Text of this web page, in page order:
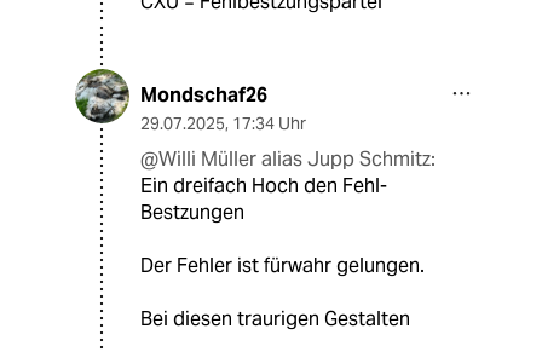
Mondschaf26
29.07.2025, 17:34 Uhr
@Willi Müller alias Jupp Schmitz:
Ein dreifach Hoch den Fehl-
Bestzungen
Der Fehler ist fürwahr gelungen.
Bei diesen traurigen Gestalten